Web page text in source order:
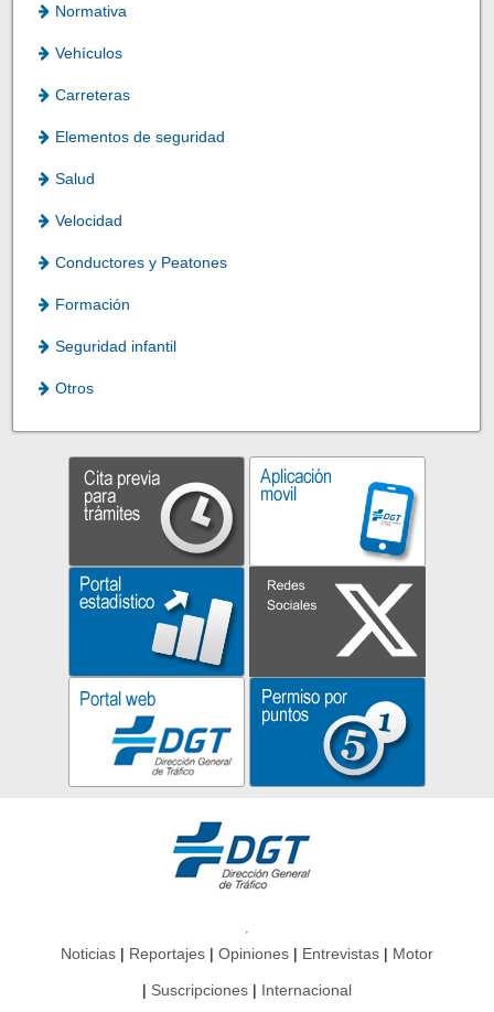
Normativa
Vehículos
Carreteras
Elementos de seguridad
Salud
Velocidad
Conductores y Peatones
Formación
Seguridad infantil
Otros
Noticias Reportajes Opiniones Entrevistas Motor
Suscripciones Internacional